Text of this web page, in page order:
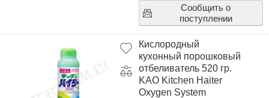
Сообщить о
поступлении
Кислородный
кухонный порошковый
отбеливатель 520 гр.
KAO Kitchen Haiter
Oxygen System